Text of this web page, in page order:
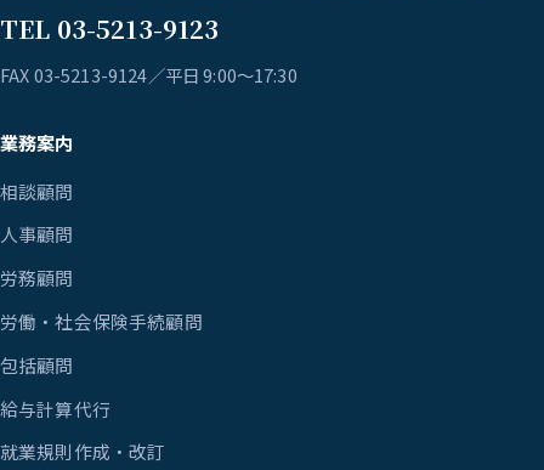
TEL 03-5213-9123
FAX 03-5213-9124／平日 9:00〜17:30
業務案内
相談顧問
人事顧問
労務顧問
労働・社会保険手続顧問
包括顧問
給与計算代行
就業規則作成・改訂